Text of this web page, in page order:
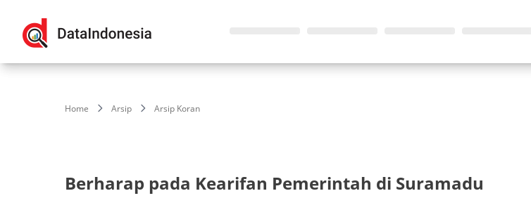
Home Arsip Arsip Koran
Berharap pada Kearifan Pemerintah di Suramadu